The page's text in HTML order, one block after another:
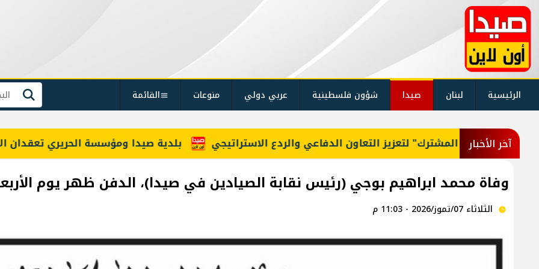
الرئيسية لبنان صيدا شؤون فلسطينية عربي دولي منوعات القائمة بحث
آخر الأخبار بلدية صيدا ومؤسسة الحريري تعقدان للدفاع المشترك" لتعزيز التعاون الدفاعي والردع الاستراتيجي
وفاة محمد ابراهيم بوجي (رئيس نقابة الصيادين في صيدا)، الدفن ظهر يوم الأربعاء 8 تموز
الثلاثاء 07/تموز/2026 - 11:03 م